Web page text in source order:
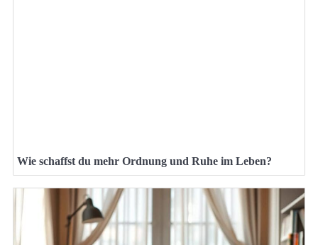
Wie schaffst du mehr Ordnung und Ruhe im Leben?